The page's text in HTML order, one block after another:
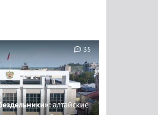
алтайские
35